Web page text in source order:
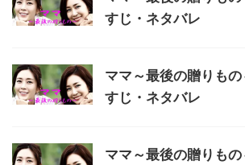
すじ・ネタバレ
ママ～最後の贈りも
すじ・ネタバレ
ママ～最後の贈りも